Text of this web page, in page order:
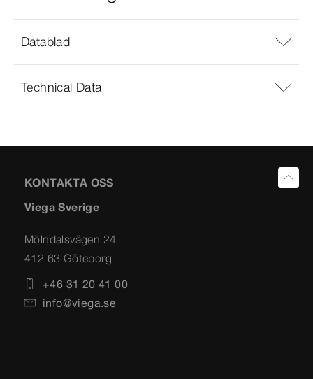
Datablad
Technical Data
KONTAKTA OSS
Viega Sverige
Mölndalsvägen 24
412 63 Göteborg
+46 31 20 41 00
info@viega.se